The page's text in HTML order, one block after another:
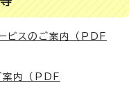
ビスのご案内 （PDF
内 （PDF